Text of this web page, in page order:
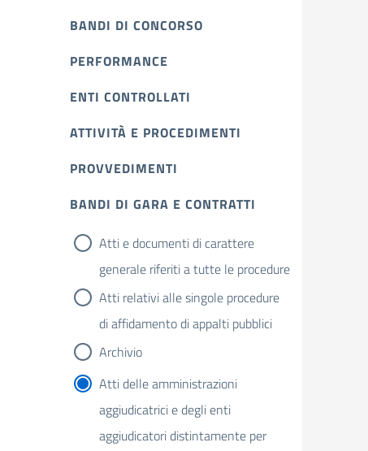
BANDI DI CONCORSO
PERFORMANCE
ENTI CONTROLLATI
ATTIVITÀ E PROCEDIMENTI
PROVVEDIMENTI
BANDI DI GARA E CONTRATTI
Atti e documenti di carattere
generale riferiti a tutte le procedure
Atti relativi alle singole procedure
di affidamento di appalti pubblici
Archivio
Atti delle amministrazioni
aggiudicatrici e degli enti
aggiudicatori distintamente per